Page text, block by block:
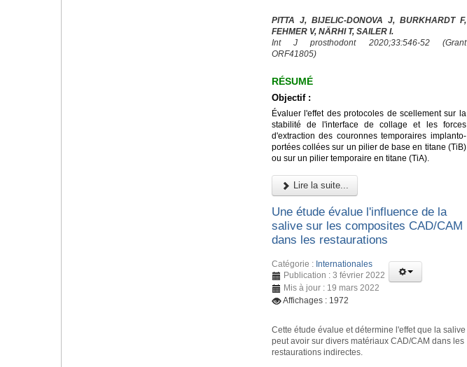
PITTA J, BIJELIC-DONOVA J, BURKHARDT F,
FEHMER V, NÄRHI T, SAILER I.
Int J prosthodont 2020;33:546-52 (Grant
ORF41805)
RÉSUMÉ
Objectif :
Évaluer l'effet des protocoles de scellement sur la
stabilité de l'interface de collage et les forces
d'extraction des couronnes temporaires implanto-
portées collées sur un pilier de base en titane (TiB)
ou sur un pilier temporaire en titane (TiA).
Lire la suite...
Une étude évalue l'influence de la
salive sur les composites CAD/CAM
dans les restaurations
Catégorie : Internationales
Publication : 3 février 2022
Mis à jour : 19 mars 2022
Affichages : 1972
Cette étude évalue et détermine l'effet que la salive
peut avoir sur divers matériaux CAD/CAM dans les
restaurations indirectes.